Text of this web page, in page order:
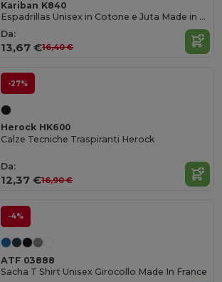
Kariban K840
Espadrillas Unisex in Cotone e Juta Made in France
Da:
13,67 €16,40 €
-27%
Herock HK600
Calze Tecniche Traspiranti Herock
Da:
12,37 €16,90 €
-4%
ATF 03888
Sacha T Shirt Unisex Girocollo Made In France